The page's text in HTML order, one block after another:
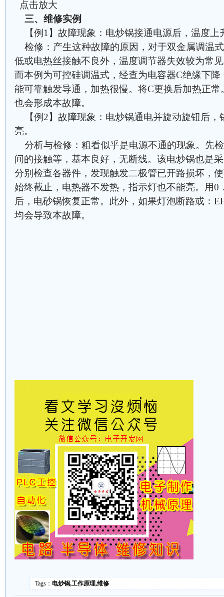
点击放大
三、维修实例
【例1】故障现象：电炒锅接通电源后，温度上
检修：产生这种故障的原因，对于双金属调温
低或电热丝接触不良外，温度调节器失效较为常
而本例为可控硅调温式，经查为电容器C绝缘下
能可靠触发导通，加热很慢。将C更换后加热正
也会形成本故障。
【例2】故障现象：电炒锅通电并旋动旋钮后，
亮。
分析与检修：粗看似乎是电源不通的现象。先
间的接触等，基本良好，无断线。该电炒锅也是
分别检查各器件，发现触发二极管已开路损坏，
始终截止，电热器不发热，指示灯也不能亮。用0
后，电砂锅恢复正常。此外，如果灯泡断路或：
均会导致本故障。
Tags： 电炒锅,工作原理,维修